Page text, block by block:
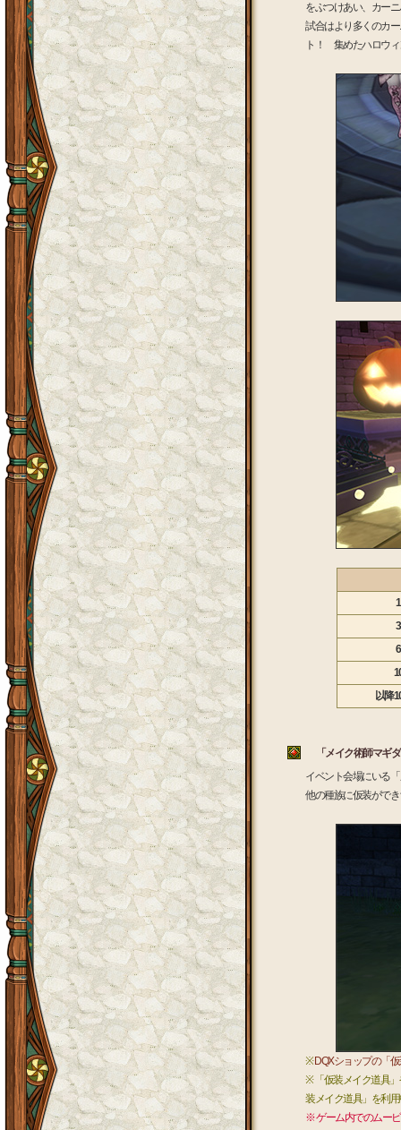
をぶつけあい、カー
試合はより多くのカ
ト！ 集めたハロウ
以降
「メイク術師マギ
イベント会場にいる
他の種族に仮装がで
※DQXショップの「
※ 「仮装メイク道具
装メイク道具」を利
※ ゲーム内でのムー